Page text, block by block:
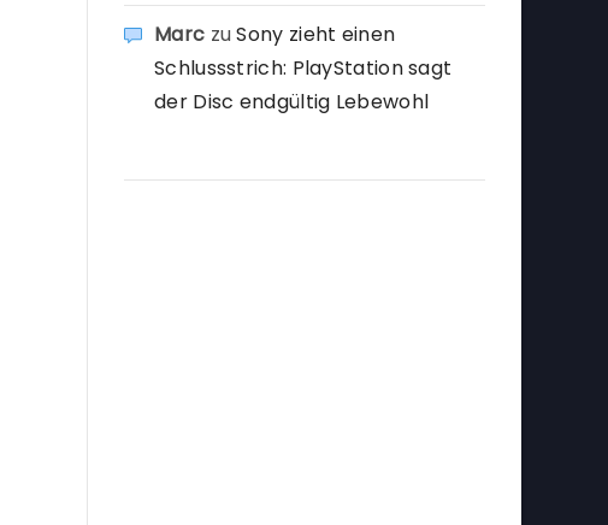
Marc zuSony zieht einen
Schlussstrich: PlayStation sagt
der Disc endgültig Lebewohl